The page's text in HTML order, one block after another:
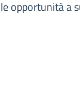
le opportunità a